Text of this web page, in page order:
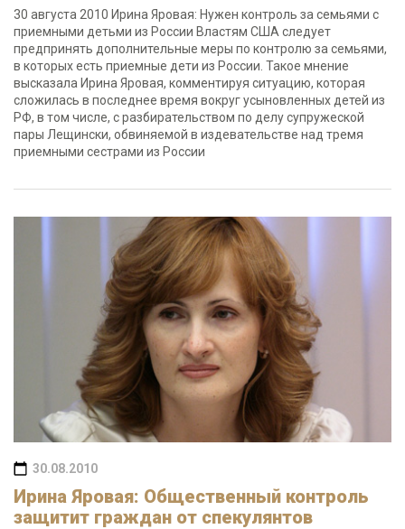
30 августа 2010 Ирина Яровая: Нужен контроль за семьями с
приемными детьми из России Властям США следует
предпринять дополнительные меры по контролю за семьями,
в которых есть приемные дети из России. Такое мнение
высказала Ирина Яровая, комментируя ситуацию, которая
сложилась в последнее время вокруг усыновленных детей из
РФ, в том числе, с разбирательством по делу супружеской
пары Лещински, обвиняемой в издевательстве над тремя
приемными сестрами из России
30.08.2010
Ирина Яровая: Общественный контроль
защитит граждан от спекулянтов